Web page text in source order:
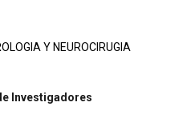
Y NEUROCIRUGIA
Investigadores